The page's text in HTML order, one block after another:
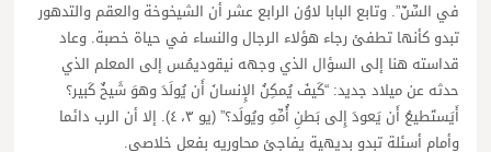
في السِّنّ”. وتابع البابا لاوُن الرابع عشر أن الشيخوخة والعقم والتدهور
تبدو كأنها تطفئ رجاء هؤلاء الرجال والنساء في حياة خصبة. وعاد
قداسته هنا إلى السؤال الذي وجهه نيقوديمُس إلى المعلم الذي
حدثه عن ميلاد جديد: “كَيفَ يُمكِنُ الإِنسانَ أَن يُولَدَ وهوَ شَيخٌ كَبير؟
أَيَستَطيعُ أَن يَعودَ إِلى بَطنِ أُمِّهِ ويُولَد؟” (يو ٣، ٤). إلا أن الرب دائما
وأمام أسئلة تبدو بديهية يفاجئ محاوريه بفعل خلاصي.